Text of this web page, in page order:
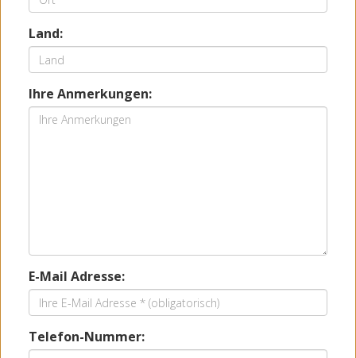
Land:
Ihre Anmerkungen:
E-Mail Adresse:
Telefon-Nummer: